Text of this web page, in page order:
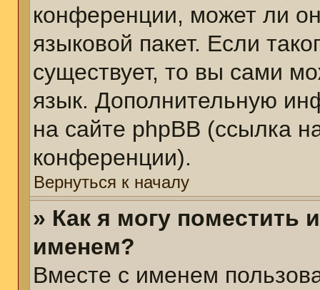
конференции, может ли
языковой пакет. Если
существует, то вы сами
язык. Дополнительную
на сайте phpBB (ссылка
конференции).
Вернуться к началу
» Как я могу поместить
именем?
Вместе с именем